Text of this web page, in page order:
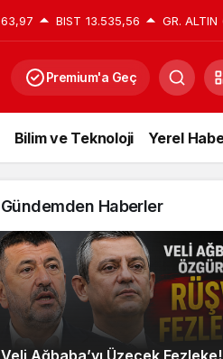
63,97 BIST 13.535,56 GR. ALTIN
Premium'a Geç
Bilim ve Teknoloji Yerel
Gündüz Modu
Gündüz modunu seçin.
Gece Modu
Gündemden Haberler
Veli Ağbaba’yı Üzecek Fezleke!